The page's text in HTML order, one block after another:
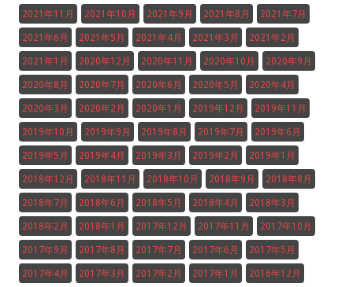
2021年11月 2021年10月 2021年9月 2021年8月 2021年7月
2021年6月 2021年5月 2021年4月 2021年3月 2021年2月
2021年1月 2020年12月 2020年11月 2020年10月 2020年9月
2020年8月 2020年7月 2020年6月 2020年5月 2020年4月
2020年3月 2020年2月 2020年1月 2019年12月 2019年11月
2019年10月 2019年9月 2019年8月 2019年7月 2019年6月
2019年5月 2019年4月 2019年3月 2019年2月 2019年1月
2018年12月 2018年11月 2018年10月 2018年9月 2018年8月
2018年7月 2018年6月 2018年5月 2018年4月 2018年3月
2018年2月 2018年1月 2017年12月 2017年11月 2017年10月
2017年9月 2017年8月 2017年7月 2017年6月 2017年5月
2017年4月 2017年3月 2017年2月 2017年1月 2016年12月